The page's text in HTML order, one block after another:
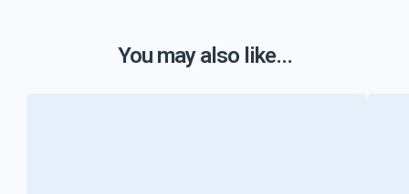
You may also like...